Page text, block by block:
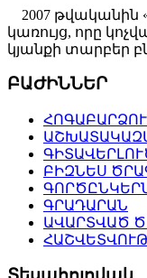
2007 թվականին
կառույց, որը
կյանքի տարբեր
ԲԱԺԻՆՆԵՐ
ԲԻԶՆԵՍ
ԳՐԱԴԱՐԱՆ
ԱՎԱՐՏՎԱԾ